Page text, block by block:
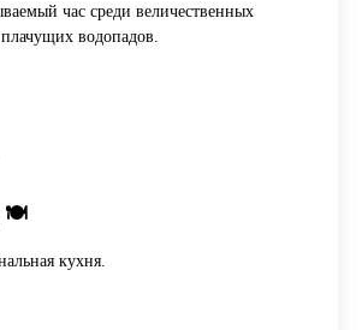
час среди величественных
водопадов.
🍽️
кухня.